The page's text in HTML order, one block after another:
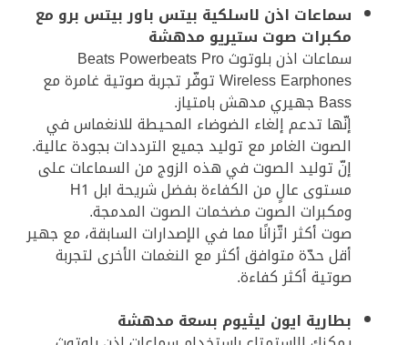
سماعات اذن لاسلكية بيتس باور بيتس برو مع
مكبرات صوت ستيريو مدهشة
سماعات اذن بلوتوث Beats Powerbeats Pro
Wireless Earphones توفّر تجربة صوتية غامرة مع
Bass جهيري مدهش بامتياز.
إنّها تدعم إلغاء الضوضاء المحيطة للانغماس في
الصوت الغامر مع توليد جميع الترددات بجودة عالية.
إنّ توليد الصوت في هذه الزوج من السماعات على
مستوى عالٍ من الكفاءة بفضل شريحة ابل H1
ومكبرات الصوت مضخمات الصوت المدمجة.
صوت أكثر اتّزانًا مما في الإصدارات السابقة، مع جهير
أقل حدّة متوافق أكثر مع النغمات الأخرى لتجربة
صوتية أكثر كفاءة.
بطارية ايون ليثيوم بسعة مدهشة